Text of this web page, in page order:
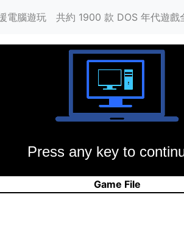
電腦遊玩 共約 1900 款 DOS 年代遊戲
Press any key to
Game File
- JKGame.com